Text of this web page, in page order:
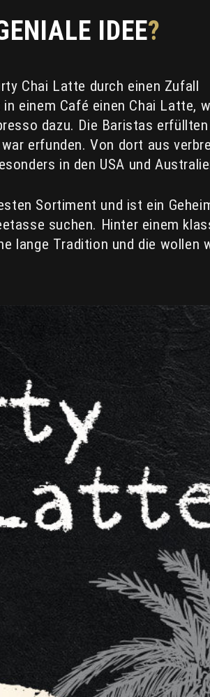
IDEE?
Chai Latte durch einen Zufall
einem Café einen Chai Latte,
dazu. Die Baristas erfüllten
erfunden. Von dort aus
in den USA und
Sortiment und ist ein
suchen. Hinter einem
lange Tradition und die wollen